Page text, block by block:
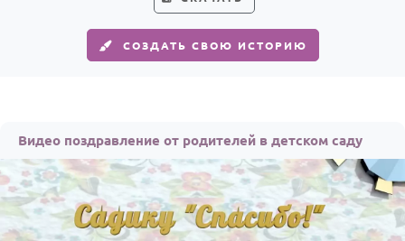
СОЗДАТЬ СВОЮ ИСТОРИЮ
Видео поздравление от родителей в детском саду